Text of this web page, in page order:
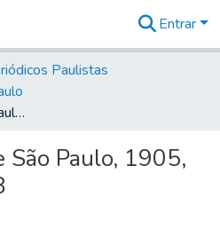
na
Entrar
Paulistas
O Commercio de São Paulo, 1905, Ano XIII, n. 3928
São Paulo, 1905,